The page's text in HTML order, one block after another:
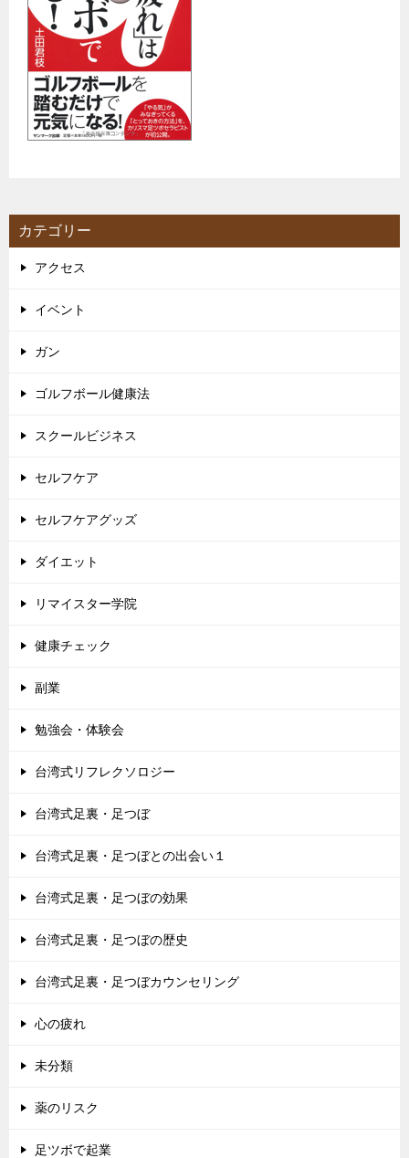
カテゴリー
アクセス
イベント
ガン
ゴルフボール健康法
スクールビジネス
セルフケア
セルフケアグッズ
ダイエット
リマイスター学院
健康チェック
副業
勉強会・体験会
台湾式リフレクソロジー
台湾式足裏・足つぼ
台湾式足裏・足つぼとの出会い１
台湾式足裏・足つぼの効果
台湾式足裏・足つぼの歴史
台湾式足裏・足つぼカウンセリング
心の疲れ
未分類
薬のリスク
足ツボで起業